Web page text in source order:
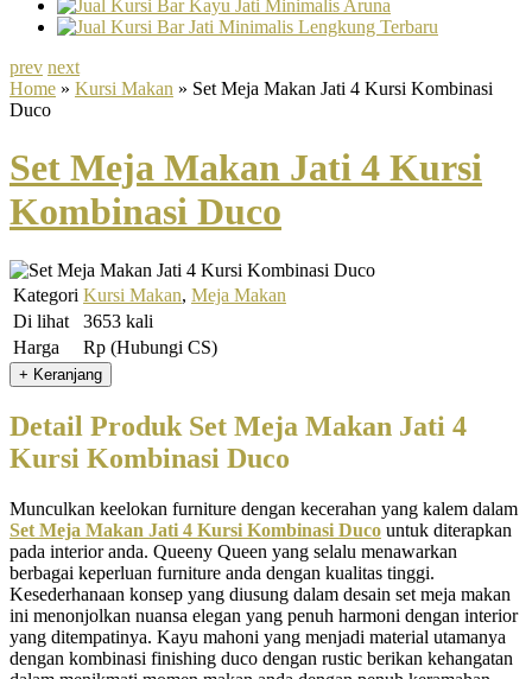
prev next
Home » Kursi Makan » Set Meja Makan Jati 4 Kursi Kombinasi
Duco
Set Meja Makan Jati 4 Kursi
Kombinasi Duco
Kategori Kursi Makan, Meja Makan
Di lihat
3653 kali
Harga
Rp (Hubungi CS)
Detail Produk Set Meja Makan Jati 4
Kursi Kombinasi Duco
Munculkan keelokan furniture dengan kecerahan yang kalem dalam
Set Meja Makan Jati 4 Kursi Kombinasi Duco untuk diterapkan
pada interior anda. Queeny Queen yang selalu menawarkan
berbagai keperluan furniture anda dengan kualitas tinggi.
Kesederhanaan konsep yang diusung dalam desain set meja makan
ini menonjolkan nuansa elegan yang penuh harmoni dengan interior
yang ditempatinya. Kayu mahoni yang menjadi material utamanya
dengan kombinasi finishing duco dengan rustic berikan kehangatan